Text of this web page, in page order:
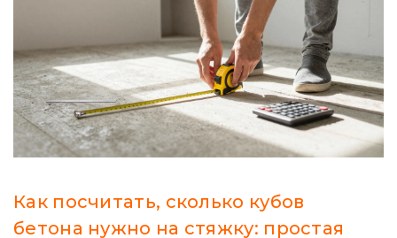
Как посчитать, сколько кубов
бетона нужно на стяжку: простая